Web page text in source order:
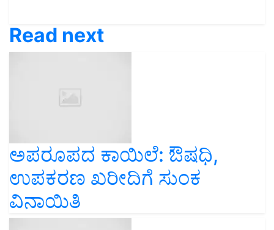
Read next
ಅಪರೂಪದ ಕಾಯಿಲೆ: ಔಷಧಿ,
ಉಪಕರಣ ಖರೀದಿಗೆ ಸುಂಕ
ವಿನಾಯಿತಿ